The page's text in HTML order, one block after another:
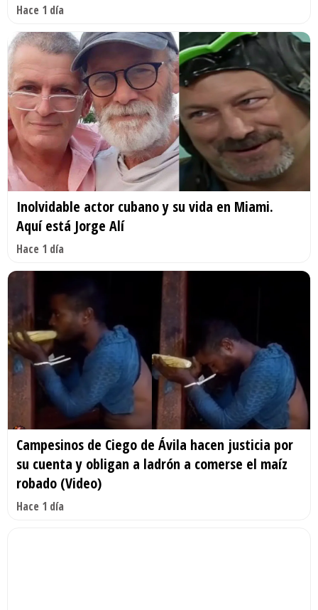
Hace 1 día
Inolvidable actor cubano y su vida en Miami.
Aquí está Jorge Alí
Hace 1 día
Campesinos de Ciego de Ávila hacen justicia por
su cuenta y obligan a ladrón a comerse el maíz
robado (Video)
Hace 1 día